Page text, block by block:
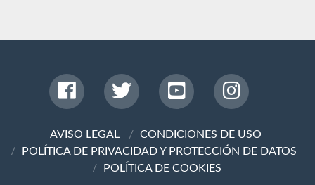
AVISO LEGAL
CONDICIONES DE USO
POLÍTICA DE PRIVACIDAD Y PROTECCIÓN DE DATOS
POLÍTICA DE COOKIES